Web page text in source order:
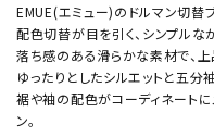
EMUE(エミュー)のドルマン切替ブ
配色切替が目を引く、シンプルな
落ち感のある滑らかな素材で、
ゆったりとしたシルエットと五分
裾や袖の配色がコーディネート
ン。